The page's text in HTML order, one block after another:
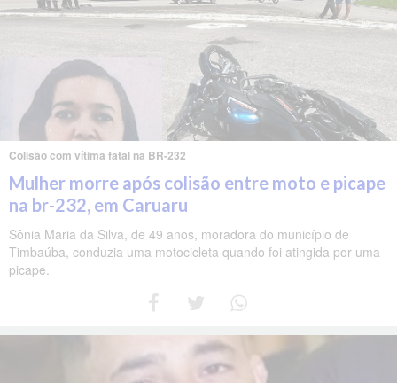
Colisão com vítima fatal na BR-232
Mulher morre após colisão entre moto e picape
na br-232, em Caruaru
Sônia Maria da Silva, de 49 anos, moradora do município de
Timbaúba, conduzia uma motocicleta quando foi atingida por uma
picape.